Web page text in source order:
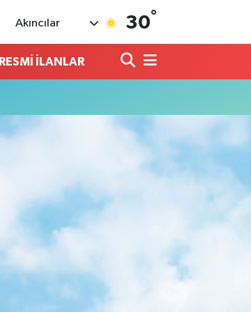
Akıncılar 30°
RESMİ İLANLAR